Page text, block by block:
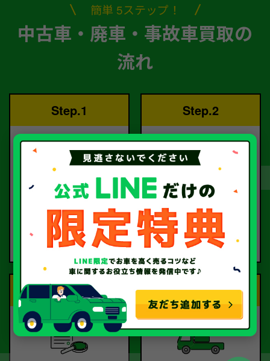
簡単 5ステップ！
中古車・廃車・事故車買取の
流れ
Step.1
ご依頼
お電話または査定フォー
ご依頼ください。
Step.2
査定
査定のプロが
お電話で回答いたしま
す。
Step.3 Step.4